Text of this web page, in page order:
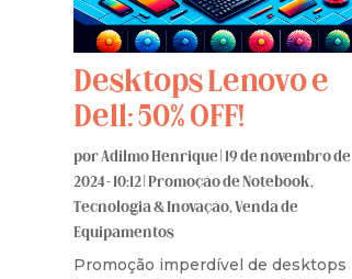
Desktops Lenovo e
Dell: 50% OFF!
porAdilmo Henrique |19 de novembro de
2024 - 10:12 |Promoção de Notebook,
Tecnologia & Inovação,Venda de
Equipamentos
Promoção imperdível de desktops